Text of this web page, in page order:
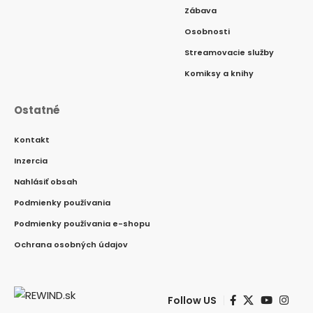
Zábava
Osobnosti
Streamovacie služby
Komiksy a knihy
Ostatné
Kontakt
Inzercia
Nahlásiť obsah
Podmienky používania
Podmienky používania e-shopu
Ochrana osobných údajov
Follow US